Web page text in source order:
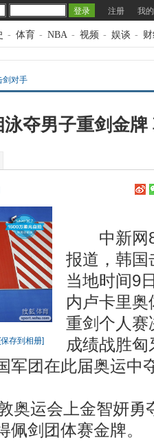
注册 我
- 体育 - NBA - 视频 - 娱谈 -
剑对手
夺男子重剑金牌
[保存到相册]
中新网8
报道，韩国
当地时间9
内卢卡里
重剑个人赛
成绩战胜匈
军团在此届奥运中
运会上金智妍勇
佩剑团体赛金牌。